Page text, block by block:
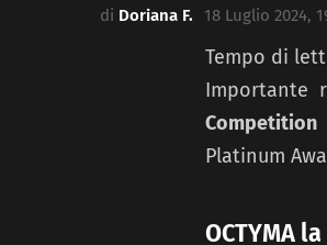
di Doriana F. 18 Luglio 2024,
Tempo di
Importante
Competition
Platinum
OCTYMA